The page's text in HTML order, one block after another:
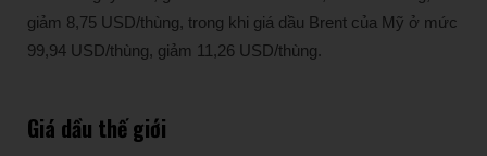
giảm 8,75 USD/thùng, trong khi giá dầu Brent của Mỹ ở mức
99,94 USD/thùng, giảm 11,26 USD/thùng.
Giá dầu thế giới